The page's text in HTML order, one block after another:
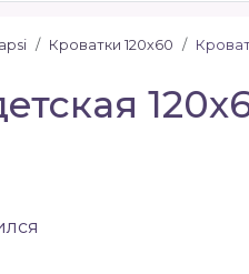
Кроватки 120х60